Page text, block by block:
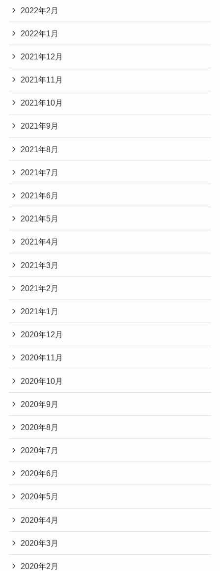
2022年2月
2022年1月
2021年12月
2021年11月
2021年10月
2021年9月
2021年8月
2021年7月
2021年6月
2021年5月
2021年4月
2021年3月
2021年2月
2021年1月
2020年12月
2020年11月
2020年10月
2020年9月
2020年8月
2020年7月
2020年6月
2020年5月
2020年4月
2020年3月
2020年2月